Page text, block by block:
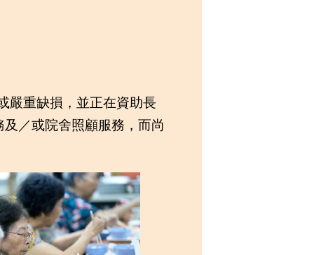
嚴重缺損，並正在資助長
／或院舍照顧服務，而尚